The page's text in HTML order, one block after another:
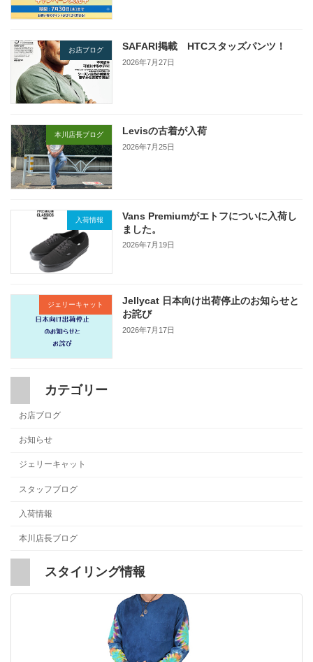
お店ブログ SAFARI掲載 HTCスタッズパンツ！
2026年7月27日
本川店長ブログ Levisの古着が入荷
2026年7月25日
入荷情報
Vans Premiumがエトフについに入荷し
ました。
2026年7月19日
ジェリーキャット
Jellycat 日本向け出荷停止のお知らせと
お詫び
2026年7月17日
カテゴリー
お店ブログ
お知らせ
ジェリーキャット
スタッフブログ
入荷情報
本川店長ブログ
スタイリング情報